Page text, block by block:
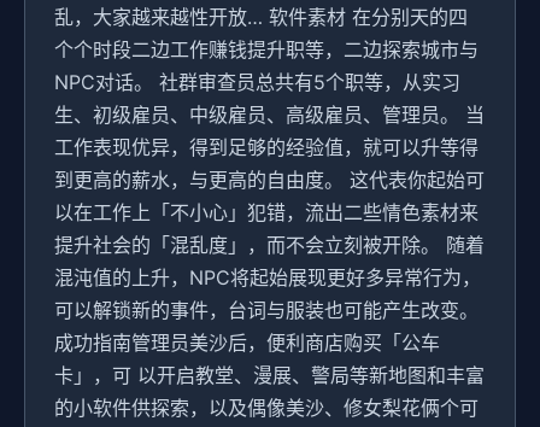
乱，大家越来越性开放… 软件素材 在分别天的四
个个时段二边工作赚钱提升职等，二边探索城市与
NPC对话。 社群审查员总共有5个职等，从实习
生、初级雇员、中级雇员、高级雇员、管理员。 当
工作表现优异，得到足够的经验值，就可以升等得
到更高的薪水，与更高的自由度。 这代表你起始可
以在工作上「不小心」犯错，流出二些情色素材来
提升社会的「混乱度」，而不会立刻被开除。 随着
混沌值的上升，NPC将起始展现更好多异常行为，
可以解锁新的事件，台词与服装也可能产生改变。
成功指南管理员美沙后，便利商店购买「公车
卡」，可 以开启教堂、漫展、警局等新地图和丰富
的小软件供探索，以及偶像美沙、修女梨花俩个可